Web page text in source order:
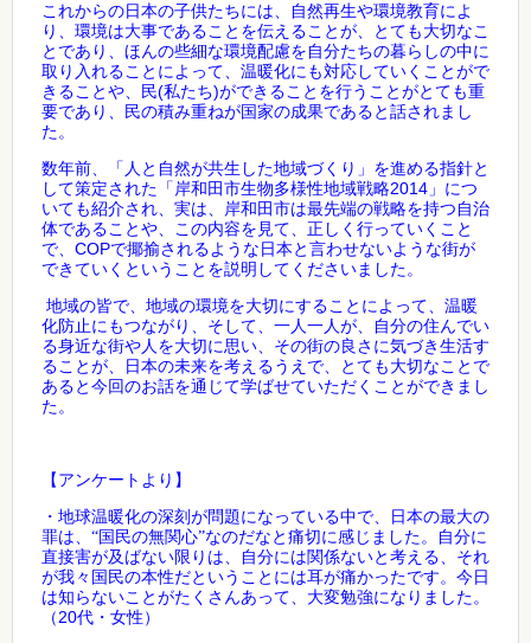
これからの日本の子供たちには、自然再生や環境教育によ
り、環境は大事であることを伝えることが、とても大切なこ
とであり、ほんの些細な環境配慮を自分たちの暮らしの中に
取り入れることによって、温暖化にも対応していくことがで
きることや、民(私たち)ができることを行うことがとても重
要であり、民の積み重ねが国家の成果であると話されまし
た。
数年前、「人と自然が共生した地域づくり」を進める指針と
して策定された「岸和田市生物多様性地域戦略2014 」につ
いても紹介され、実は、岸和田市は最先端の戦略を持つ自治
体であることや、この内容を見て、正しく行っていくこと
で、 COPで揶揄されるような日本と言わせないような街が
できていくということを説明してくださいました。
地域の皆で、地域の環境を大切にすることによって、温暖
化防止にもつながり、そして、一人一人が、自分の住んでい
る身近な街や人を大切に思い、その街の良さに気づき生活す
ることが、日本の未来を考えるうえで、とても大切なことで
あると今回のお話を通じて学ばせていただくことができまし
た。
【アンケートより】
・地球温暖化の深刻が問題になっている中で、日本の最大の
罪は、“国民の無関心”なのだなと痛切に感じました。自分に
直接害が及ばない限りは、自分には関係ないと考える、それ
が我々国民の本性だということには耳が痛かったです。今日
は知らないことがたくさんあって、大変勉強になりました。
（ 20代・女性）